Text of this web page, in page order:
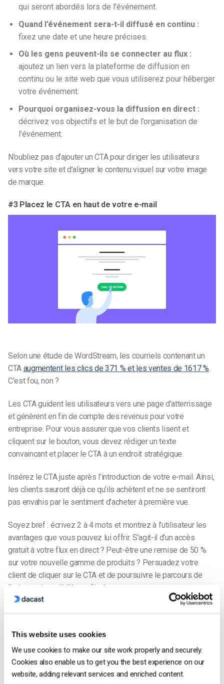
This website uses cookies
We use cookies to make our site work properly and securely.
Cookies also enable us to get you the best experience on our
website, adding relevant services and enriched content.
qui seront abordés lors de l’événement.
Quand l’événement sera-t-il diffusé en continu :
fixez une date et une heure précises.
Où les gens peuvent-ils se connecter au flux :
ajoutez un lien vers la plateforme de diffusion en
continu ou le site web que vous utiliserez pour héberger
votre événement.
Pourquoi organisez-vous la diffusion en direct :
décrivez vos objectifs et le but de l’organisation de
l’événement.
N’oubliez pas d’ajouter un CTA pour diriger les utilisateurs
vers votre site et d’aligner le contenu visuel sur votre image
de marque.
#3 Placez le CTA en haut de votre e-mail
Selon une étude de WordStream, les courriels contenant un
CTA augmentent les clics de 371 % et les ventes de 1617 %.
C’est fou, non ?
Les CTA guident les utilisateurs vers une page d’atterrissage
et génèrent en fin de compte des revenus pour votre
entreprise. Pour vous assurer que vos clients lisent et
cliquent sur le bouton, vous devez rédiger un texte
convaincant et placer le CTA à un endroit stratégique.
Insérez le CTA juste après l’introduction de votre e-mail. Ainsi,
les clients sauront déjà ce qu’ils achètent et ne se sentiront
pas envahis par le sentiment d’acheter à première vue.
Soyez bref : écrivez 2 à 4 mots et montrez à l’utilisateur les
avantages que vous pouvez lui offrir. S’agit-il d’un accès
gratuit à votre flux en direct ? Peut-être une remise de 50 %
sur votre nouvelle gamme de produits ? Persuadez votre
client de cliquer sur le CTA et de poursuivre le parcours de
l’acheteur jusqu’à l’étape finale.
ou jaune si vous souhaitez inspirer confiance et chaleur ;
choisissez le violet pour afficher le luxe ou l’orange si vous
souhaitez être agressif avec votre offre.